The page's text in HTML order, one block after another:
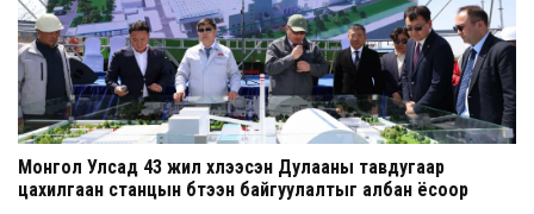
Монгол Улсад 43 жил хүлээсэн Дулааны тавдугаар
цахилгаан станцын бүтээн байгуулалтыг албан ёсоор